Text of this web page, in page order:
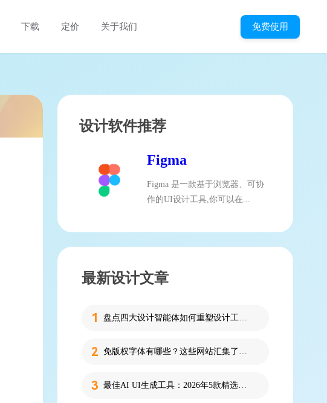
下载 定价 关于我们 免费使用
设计软件推荐
Figma
Figma 是一款基于浏览器、可协
作的UI设计工具,你可以在...
最新设计文章
盘点四大设计智能体如何重塑设计工作流
免版权字体有哪些？这些网站汇集了近百款免版权字体！
最佳AI UI生成工具：2026年5款精选，新手零代码快速制作界面